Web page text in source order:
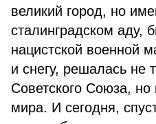
великий город, но
сталинградском аду,
нацистской военной
и снегу, решалась не
Советского Союза, но
мира. И сегодня,